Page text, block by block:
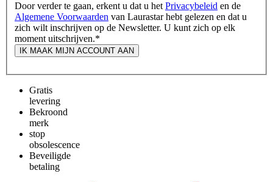
Door verder te gaan, erkent u dat u het Privacybeleid en de
Algemene Voorwaarden van Laurastar hebt gelezen en dat u
zich wilt inschrijven op de Newsletter. U kunt zich op elk
moment uitschrijven.*
IK MAAK MIJN ACCOUNT AAN
Gratis
levering
Bekroond
merk
stop
obsolescence
Beveiligde
betaling